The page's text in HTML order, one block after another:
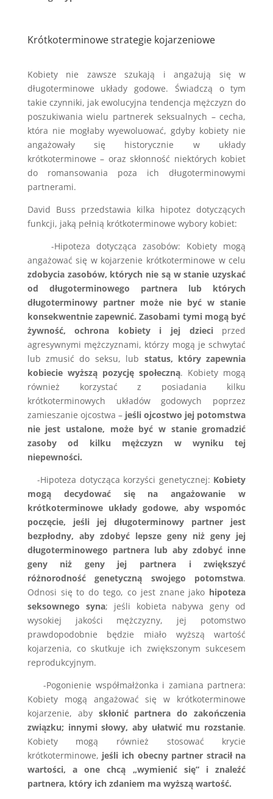
Krótkoterminowe strategie kojarzeniowe
Kobiety nie zawsze szukają i angażują się w
długoterminowe układy godowe. Świadczą o tym
takie czynniki, jak ewolucyjna tendencja mężczyzn do
poszukiwania wielu partnerek seksualnych – cecha,
która nie mogłaby wyewoluować, gdyby kobiety nie
angażowały się historycznie w układy
krótkoterminowe – oraz skłonność niektórych kobiet
do romansowania poza ich długoterminowymi
partnerami.
David Buss przedstawia kilka hipotez dotyczących
funkcji, jaką pełnią krótkoterminowe wybory kobiet:
-Hipoteza dotycząca zasobów: Kobiety mogą
angażować się w kojarzenie krótkoterminowe w celu
zdobycia zasobów, których nie są w stanie uzyskać
od długoterminowego partnera lub których
długoterminowy partner może nie być w stanie
konsekwentnie zapewnić. Zasobami tymi mogą być
żywność, ochrona kobiety i jej dzieciprzed
agresywnymi mężczyznami, którzy mogą je schwytać
lub zmusić do seksu, lub status, który zapewnia
kobiecie wyższą pozycję społeczną. Kobiety mogą
również korzystać z posiadania kilku
krótkoterminowych układów godowych poprzez
zamieszanie ojcostwa – jeśli ojcostwo jej potomstwa
nie jest ustalone, może być w stanie gromadzić
zasoby od kilku mężczyzn w wyniku tej
niepewności.
-Hipoteza dotycząca korzyści genetycznej: Kobiety
mogą decydować się na angażowanie w
krótkoterminowe układy godowe, aby wspomóc
poczęcie, jeśli jej długoterminowy partner jest
bezpłodny, aby zdobyć lepsze geny niż geny jej
długoterminowego partnera lub aby zdobyć inne
geny niż geny jej partnera i zwiększyć
różnorodność genetyczną swojego potomstwa.
Odnosi się to do tego, co jest znane jako hipoteza
seksownego syna; jeśli kobieta nabywa geny od
wysokiej jakości mężczyzny, jej potomstwo
prawdopodobnie będzie miało wyższą wartość
kojarzenia, co skutkuje ich zwiększonym sukcesem
reprodukcyjnym.
-Pogonienie współmałżonka i zamiana partnera:
Kobiety mogą angażować się w krótkoterminowe
kojarzenie, aby skłonić partnera do zakończenia
związku; innymi słowy, aby ułatwić mu rozstanie.
Kobiety mogą również stosować krycie
krótkoterminowe, jeśli ich obecny partner stracił na
wartości, a one chcą „wymienić się” i znaleźć
partnera, który ich zdaniem ma wyższą wartość.